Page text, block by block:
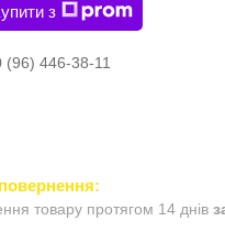
з
(96) 446-38-11
товару протягом 14 днів